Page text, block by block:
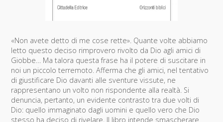
«Non avete detto di me cose rette». Quante volte abbiamo
letto questo deciso rimprovero rivolto da Dio agli amici di
Giobbe… Ma talora questa frase ha il potere di suscitare in
noi un piccolo terremoto. Afferma che gli amici, nel tentativo
di giustificare Dio davanti alle sventure vissute, ne
rappresentano un volto non rispondente alla realtà. Si
denuncia, pertanto, un evidente contrasto tra due volti di
Dio: quello immaginato dagli uomini e quello vero che Dio
stesso ha deciso di rivelare. Il libro intende smascherare